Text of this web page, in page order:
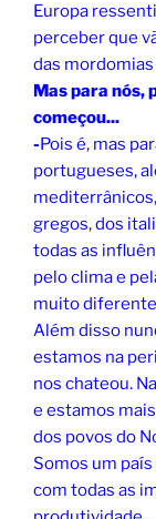
Europa
perceber que
das mordomias
Mas para nós,
começou...
-Pois é, mas
portugueses,
gregos, dos
todas as
pelo clima e
muito
Além disso
estamos na
nos chateou.
e estamos
dos povos do
Somos um
com todas as